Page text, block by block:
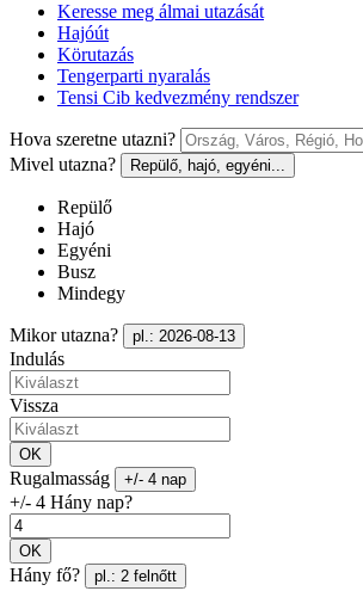
Keresse meg álmai utazását
Hajóút
Körutazás
Tengerparti nyaralás
Tensi Cib kedvezmény rendszer
Hova szeretne utazni?
Mivel utazna?
Repülő, hajó, egyéni...
Repülő
Hajó
Egyéni
Busz
Mindegy
Mikor utazna? pl.: 2026-08-13
Indulás
Vissza
OK
Rugalmasság +/- 4 nap
+/- 4 Hány nap?
OK
Hány fő? pl.: 2 felnőtt